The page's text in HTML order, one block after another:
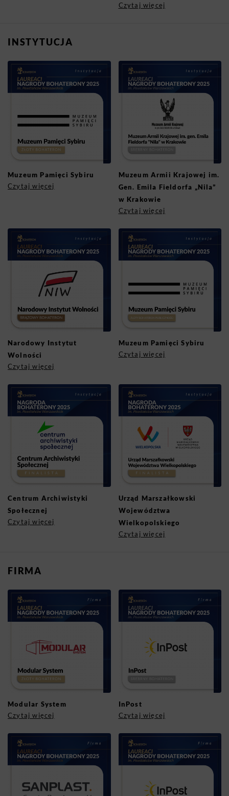
Czytaj więcej
INSTYTUCJA
Muzeum Pamięci Sybiru
Czytaj więcej
Muzeum Armii Krajowej im.
Gen. Emila Fieldorfa „Nila”
w Krakowie
Czytaj więcej
Narodowy Instytut
Wolności
Czytaj więcej
Muzeum Pamięci Sybiru
Czytaj więcej
Centrum Archiwistyki
Społecznej
Czytaj więcej
Urząd Marszałkowski
Województwa
Wielkopolskiego
Czytaj więcej
FIRMA
Modular System
Czytaj więcej
InPost
Czytaj więcej